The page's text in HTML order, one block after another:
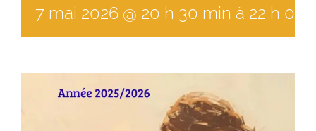
7 mai 2026 @ 20 h 30 min à 22 h 00